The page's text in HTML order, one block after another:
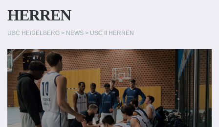
HERREN
USC HEIDELBERG > NEWS > USC II HERREN